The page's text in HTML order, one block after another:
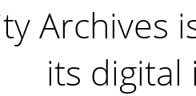
Archives
its digital